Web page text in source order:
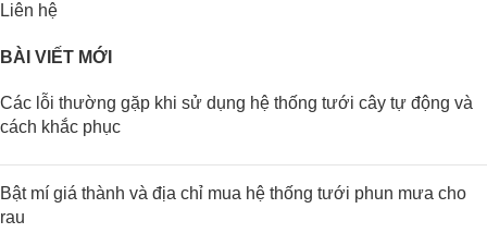
Liên hệ
BÀI VIẾT MỚI
Các lỗi thường gặp khi sử dụng hệ thống tưới cây tự động và
cách khắc phục
Bật mí giá thành và địa chỉ mua hệ thống tưới phun mưa cho
rau